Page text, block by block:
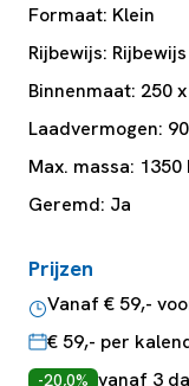
Formaat: Klein
Rijbewijs: Rijbewijs
Binnenmaat: 250
Laadvermogen:
Max. massa: 1350
Geremd: Ja
Prijzen
Vanaf € 59,-
€ 59,- per
-20,0% vanaf 3